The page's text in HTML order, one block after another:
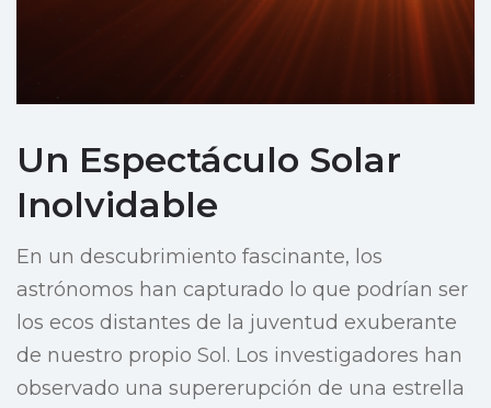
Un Espectáculo Solar
Inolvidable
En un descubrimiento fascinante, los
astrónomos han capturado lo que podrían ser
los ecos distantes de la juventud exuberante
de nuestro propio Sol. Los investigadores han
observado una supererupción de una estrella